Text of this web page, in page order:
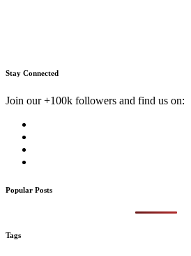
Stay Connected
Join our +100k followers and find us on:
Popular Posts
Tags